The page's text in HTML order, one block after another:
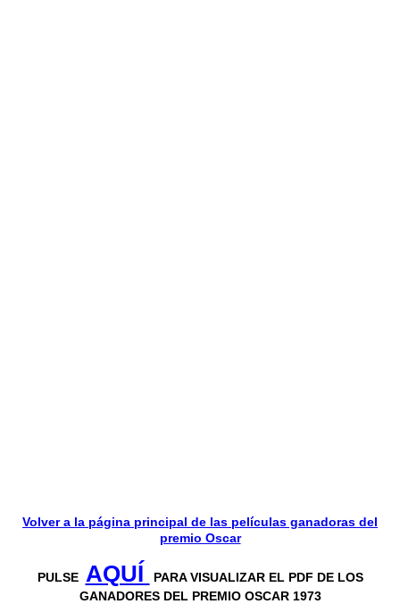
Volver a la página principal de las películas ganadoras del
premio Oscar
PULSE AQUÍ
PARA VISUALIZAR EL PDF DE LOS
GANADORES DEL PREMIO OSCAR 1973